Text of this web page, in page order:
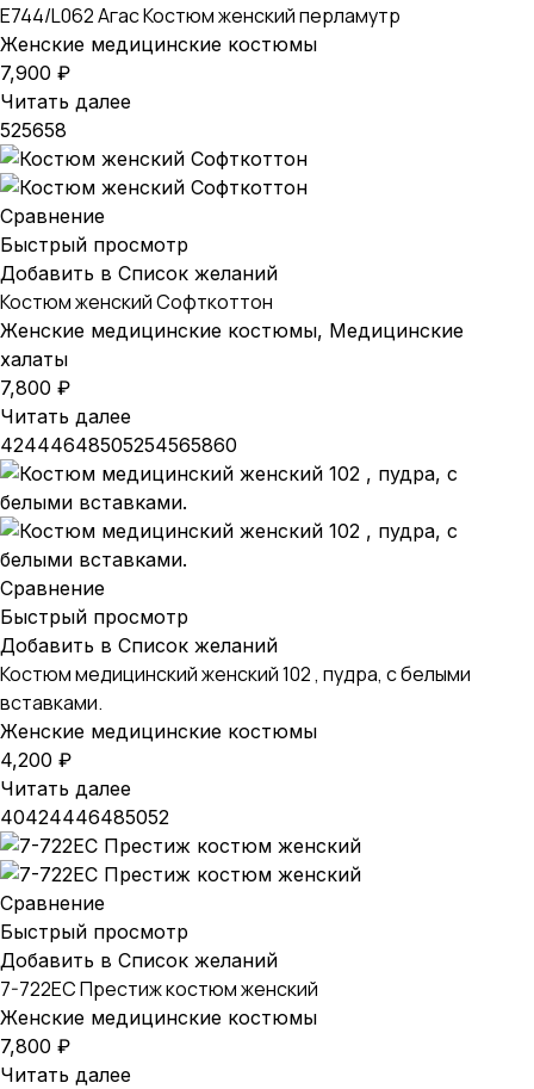
E744/L062 Агас Костюм женский перламутр
Женские медицинские костюмы
7,900 ₽
Читать далее
525658
Сравнение
Быстрый просмотр
Добавить в Список желаний
Костюм женский Софткоттон
Женские медицинские костюмы, Медицинские
халаты
7,800 ₽
Читать далее
42444648505254565860
Сравнение
Быстрый просмотр
Добавить в Список желаний
Костюм медицинский женский 102 , пудра, с белыми
вставками.
Женские медицинские костюмы
4,200 ₽
Читать далее
40424446485052
Сравнение
Быстрый просмотр
Добавить в Список желаний
7-722EC Престиж костюм женский
Женские медицинские костюмы
7,800 ₽
Читать далее